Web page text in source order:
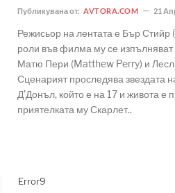
Публикувана от: AVTORA.COM 21
Режисьор на лентата е Бър Стийр
роли във филма му се
Матю Пери (Matthew Perry) и
Сценарият проследява звездата
Д’Донъл, който е на 17 и живота е
приятелката му Скарлет..
Error9